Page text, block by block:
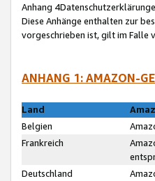
Anhang
Diese Anhänge enthalten zur
vorgeschrieben ist, gilt im Falle
ANHANG 1: AMAZON-
Land
Belgien
Frankreich
Deutschland